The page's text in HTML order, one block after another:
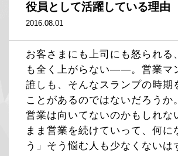
役員として活躍している理由
2016.08.01
お客さまにも上司にも怒られる
も全く上がらない――。営業マ
誰しも、そんなスランプの時期
ことがあるのではないだろうか
営業は向いてないのかもしれな
まま営業を続けていって、何に
う」そう悩む人も少なくないは